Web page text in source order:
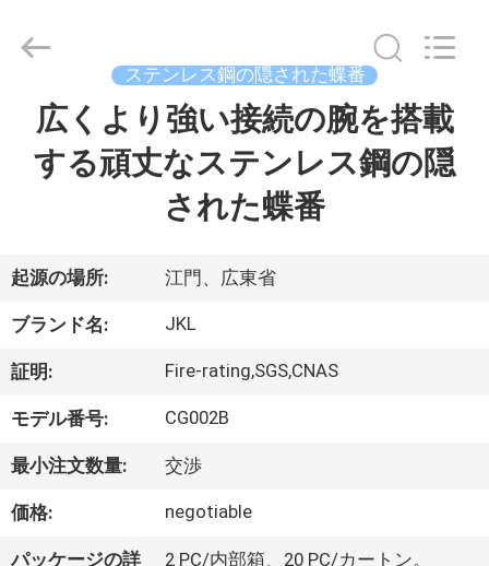
ダ
ク
ト
私
に
Jiangmen
Products
Reserved.
Developed
ステンレス鋼の隠された蝶番
広くより強い接続の腕を搭載
する頑丈なステンレス鋼の隠
された蝶番
起源の場所: 江門、広東省
ブランド名: JKL
証明: Fire-rating,SGS,CNAS
モデル番号: CG002B
最小注文数量: 交渉
価格: negotiable
パッケージの詳
2 PC/内部箱、20 PC/カートン。